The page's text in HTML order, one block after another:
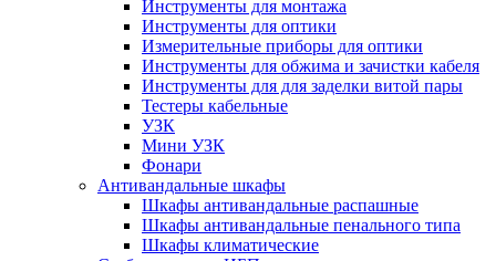
Инструменты для монтажа
Инструменты для оптики
Измерительные приборы для оптики
Инструменты для обжима и зачистки кабеля
Инструменты для для заделки витой пары
Тестеры кабельные
УЗК
Мини УЗК
Фонари
Антивандальные шкафы
Шкафы антивандальные распашные
Шкафы антивандальные пенального типа
Шкафы климатические